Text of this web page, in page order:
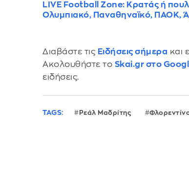
LIVE Football Zone: Κρατάς ή
Ολυμπιακό, Παναθηναϊκό, ΠΑΟΚ,
Διαβάστε τις Ειδήσεις σήμερα και
Ακολουθήστε το Skai.gr στο
ειδήσεις.
TAGS: Ρεάλ Μαδρίτης